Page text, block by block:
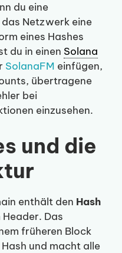
du eine
Netzwerk eine
eines Hashes
du in einen Solana
SolanaFM einfügen,
übertragene
bei
einzusehen.
und die
enthält den Hash
Header. Das
früheren Block
und macht alle